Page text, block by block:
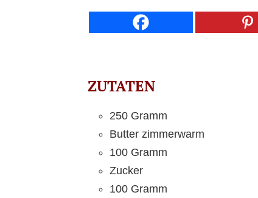
ZUTATEN
250 Gramm
Butter zimmerwarm
100 Gramm
Zucker
100 Gramm